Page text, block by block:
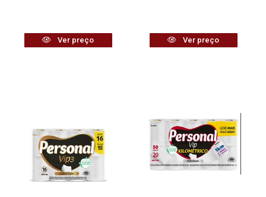
Ver preço Ver preço